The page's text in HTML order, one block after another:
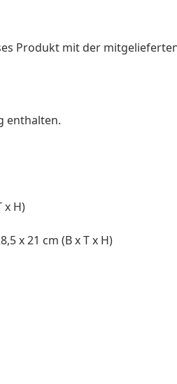
Produkt mit der
enthalten.
x H)
x 21 cm (B x T x H)